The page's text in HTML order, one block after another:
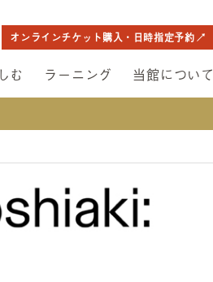
オンラインチケット購入・日時指定予約
む ラーニング 当館について